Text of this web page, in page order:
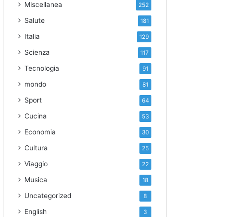
Miscellanea 252
Salute 181
Italia 129
Scienza 117
Tecnologia 91
mondo 81
Sport 64
Cucina 53
Economia 30
Cultura 25
Viaggio 22
Musica 18
Uncategorized 8
English 3